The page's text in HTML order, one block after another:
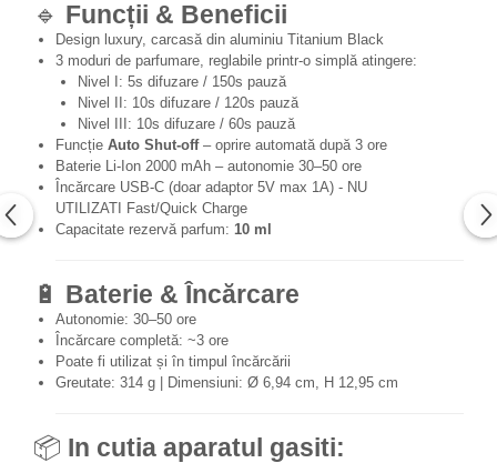
🔹 Funcții & Beneficii
Design luxury, carcasă din aluminiu Titanium Black
3 moduri de parfumare, reglabile printr-o simplă atingere:
Nivel I: 5s difuzare / 150s pauză
Nivel II: 10s difuzare / 120s pauză
Nivel III: 10s difuzare / 60s pauză
Funcție Auto Shut-off– oprire automată după 3 ore
Baterie Li-Ion 2000 mAh – autonomie 30–50 ore
Încărcare USB-C (doar adaptor 5V max 1A) - NU
UTILIZATI Fast/Quick Charge
Capacitate rezervă parfum: 10 ml
🔋 Baterie & Încărcare
Autonomie: 30–50 ore
Încărcare completă: ~3 ore
Poate fi utilizat și în timpul încărcării
Greutate: 314 g | Dimensiuni: Ø 6,94 cm, H 12,95 cm
📦 In cutia aparatul gasiti: